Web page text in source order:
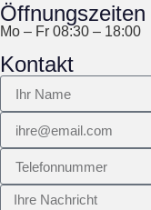
Öffnungszeiten
Mo – Fr 08:30 – 18:00
Kontakt